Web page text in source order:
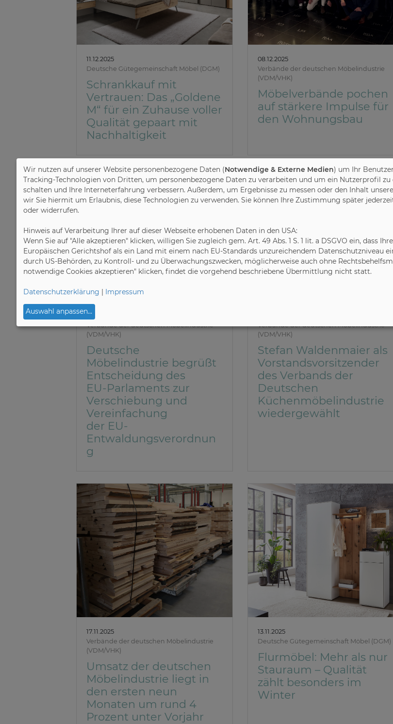
11.12.2025
Deutsche Gütegemeinschaft Möbel (DGM)
Schrankkauf mit
Vertrauen: Das „Goldene
M“ für ein Zuhause voller
Qualität gepaart mit
Nachhaltigkeit
08.12.2025
Verbände der deutschen Möbelindustrie
(VDM/VHK)
Möbelverbände pochen
auf stärkere Impulse für
den Wohnungsbau
26.11.2025
Verbände der deutschen Möbelindustrie
(VDM/VHK)
Deutsche
Möbelindustrie begrüßt
Entscheidung des
EU-Parlaments zur
Verschiebung und
Vereinfachung
der EU-
Entwaldungsverordnun
g
Verbände der deutschen Möbelindustrie
(VDM/VHK)
Stefan Waldenmaier als
Vorstandsvorsitzender
des Verbands der
Deutschen
Küchenmöbelindustrie
wiedergewählt
17.11.2025
Verbände der deutschen Möbelindustrie
(VDM/VHK)
Umsatz der deutschen
Möbelindustrie liegt in
den ersten neun
Monaten um rund 4
Prozent unter Vorjahr
13.11.2025
Deutsche Gütegemeinschaft Möbel (DGM)
Flurmöbel: Mehr als nur
Stauraum – Qualität
zählt besonders im
Winter
Wir nutzen auf unserer Website personenbezogene Daten (Notwendige & Externe Medien) um Ihr
Tracking-Technologien von Dritten, um personenbezogene Daten zu verarbeiten und um ein Nutzerprofil
schalten und Ihre Interneterfahrung verbessern. Außerdem, um Ergebnisse zu messen oder den Inhalt
wir Sie hiermit um Erlaubnis, diese Technologien zu verwenden. Sie können Ihre Zustimmung später
oder widerrufen.
Hinweis auf Verarbeitung Ihrer auf dieser Webseite erhobenen Daten in den USA:
Wenn Sie auf "Alle akzeptieren" klicken, willigen Sie zugleich gem. Art. 49 Abs. 1 S. 1 lit. a DSGVO ein, dass
Europäischen Gerichtshof als ein Land mit einem nach EU-Standards unzureichendem Datenschutzniveau
durch US-Behörden, zu Kontroll- und zu Überwachungszwecken, möglicherweise auch ohne
notwendige Cookies akzeptieren" klicken, findet die vorgehend beschriebene Übermittlung nicht statt.
Datenschutzerklärung | Impressum
Auswahl anpassen...